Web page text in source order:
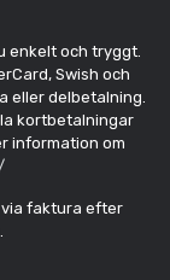
enkelt och tryggt.
Swish och
eller delbetalning.
kortbetalningar
information om
faktura efter